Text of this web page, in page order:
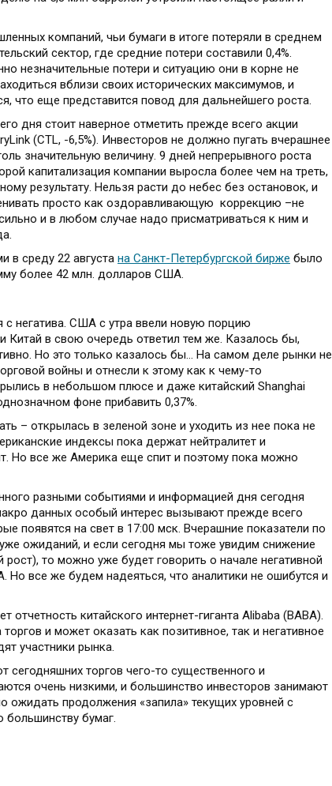
компаний, чьи бумаги в итоге потеряли в среднем
сектор, где средние потери составили 0,4%.
незначительные потери и ситуацию они в корне не
вблизи своих исторических максимумов, и
что еще представится повод для дальнейшего роста.
дня стоит наверное отметить прежде всего акции
(CTL, -6,5%). Инвесторов не должно пугать вчерашнее
значительную величину. 9 дней непрерывного роста
капитализация компании выросла более чем на треть,
результату. Нельзя расти до небес без остановок, и
просто как оздоравливающую коррекцию –не
и в любом случае надо присматриваться к ним и
в среду 22 августа на Санкт-Петербургской бирже было
более 42 млн. долларов США.
негатива. США с утра ввели новую порцию
Китай в свою очередь ответил тем же. Казалось бы,
Но это только казалось бы… На самом деле рынки не
войны и отнесли к этому как к чему-то
в небольшом плюсе и даже китайский Shanghai
фоне прибавить 0,37%.
– открылась в зеленой зоне и уходить из нее пока не
индексы пока держат нейтралитет и
Но все же Америка еще спит и поэтому пока можно
разными событиями и информацией дня сегодня
данных особый интерес вызывают прежде всего
появятся на свет в 17:00 мск. Вчерашние показатели по
ожиданий, и если сегодня мы тоже увидим снижение
то можно уже будет говорить о начале негативной
все же будем надеяться, что аналитики не ошибутся и
китайского интернет-гиганта Alibaba (BABA).
и может оказать как позитивное, так и негативное
участники рынка.
сегодняшних торгов чего-то существенного и
очень низкими, и большинство инвесторов занимают
продолжения «запила» текущих уровней с
бумаг.